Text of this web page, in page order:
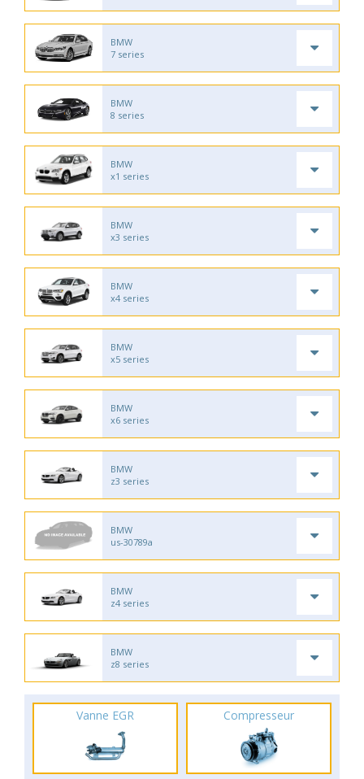
BMW
7 series
BMW
8 series
BMW
x1 series
BMW
x3 series
BMW
x4 series
BMW
x5 series
BMW
x6 series
BMW
z3 series
BMW
us-30789a
BMW
z4 series
BMW
z8 series
Vanne EGR Compresseur